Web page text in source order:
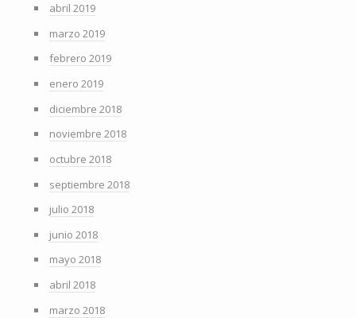
abril 2019
marzo 2019
febrero 2019
enero 2019
diciembre 2018
noviembre 2018
octubre 2018
septiembre 2018
julio 2018
junio 2018
mayo 2018
abril 2018
marzo 2018